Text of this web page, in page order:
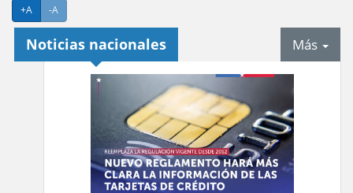
+A Agrandar texto
-A
Más
Noticias nacionales